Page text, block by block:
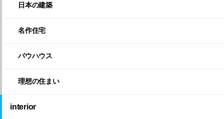
日本の建築
名作住宅
バウハウス
理想の住まい
interior